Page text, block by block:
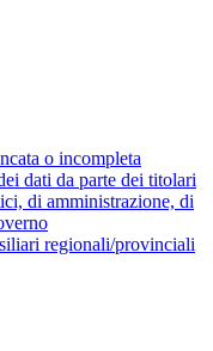
o incompleta
dati da parte dei titolari
di amministrazione, di
regionali/provinciali